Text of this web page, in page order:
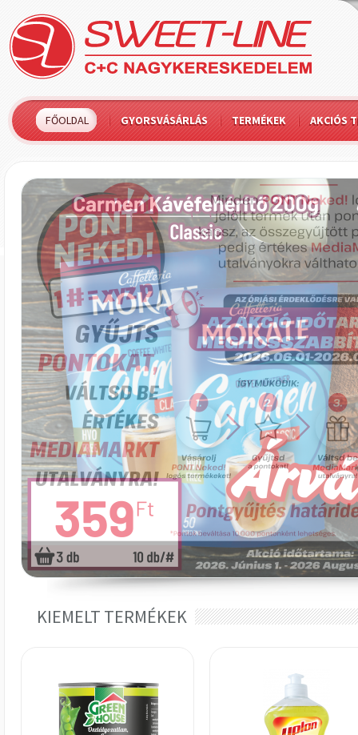
FŐOLDAL GYORSVÁSÁRLÁS TERMÉKEK AKCIÓS
KIEMELT TERMÉKEK